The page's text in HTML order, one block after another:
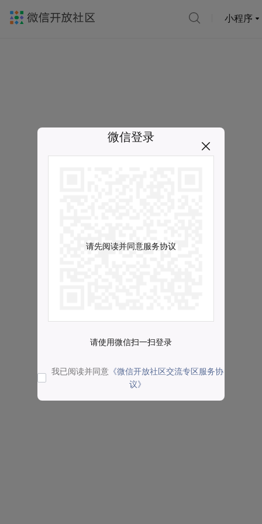
小程序
微信登录
请先阅读并同意服务协议
请使用微信扫一扫登录
我已阅读并同意 《微信开放社区交流专区服务协
议》